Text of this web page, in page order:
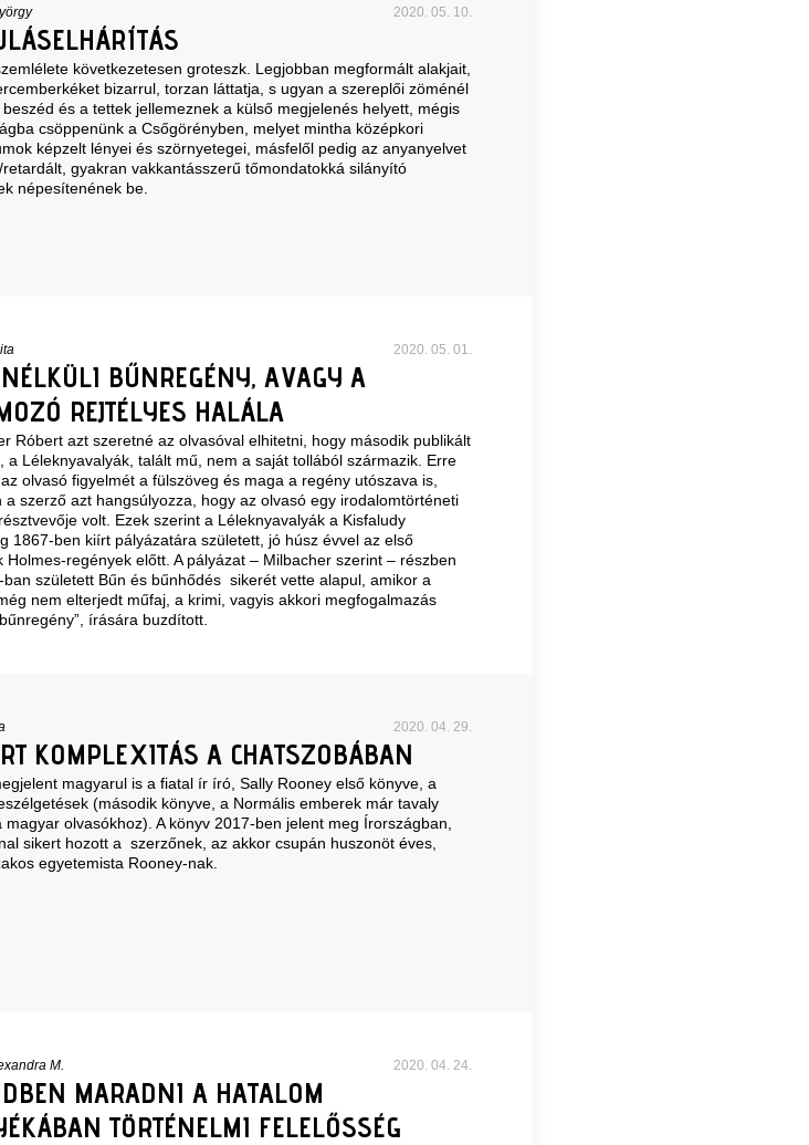
2020. 05. 10.
következetesen groteszk. Legjobban megformált alakjait,
bizarrul, torzan láttatja, s ugyan a szereplői zöménél
és a tettek jellemeznek a külső megjelenés helyett, mégis
csöppenünk a Csőgörényben, melyet mintha középkori
képzelt lényei és szörnyetegei, másfelől pedig az anyanyelvet
retardált, gyakran vakkantásszerű tőmondatokká silányító
népesítenének be.
2020. 05. 01.
BŰNREGÉNY, AVAGY A
REJTÉLYES HALÁLA
Róbert azt szeretné az olvasóval elhitetni, hogy második publikált
a Léleknyavalyák, talált mű, nem a saját tollából származik. Erre
olvasó figyelmét a fülszöveg és maga a regény utószava is,
a szerző azt hangsúlyozza, hogy az olvasó egy irodalomtörténeti
volt. Ezek szerint a Léleknyavalyák a Kisfaludy
1867-ben kiírt pályázatára született, jó húsz évvel az első
Holmes-regények előtt. A pályázat – Milbacher szerint – részben
ban született Bűn és bűnhődés sikerét vette alapul, amikor a
nem elterjedt műfaj, a krimi, vagyis akkori megfogalmazás
írására buzdított.
2020. 04. 29.
KOMPLEXITÁS A CHATSZOBÁBAN
magyarul is a fiatal ír író, Sally Rooney első könyve, a
(második könyve, a Normális emberek már tavaly
magyar olvasókhoz). A könyv 2017-ben jelent meg Írországban,
sikert hozott a szerzőnek, az akkor csupán huszonöt éves,
egyetemista Rooney-nak.
M. 2020. 04. 24.
MARADNI A HATALOM
TÖRTÉNELMI FELELŐSSÉG